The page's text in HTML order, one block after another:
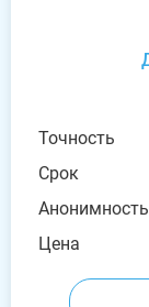
Точность
Срок
Анонимность
Цена